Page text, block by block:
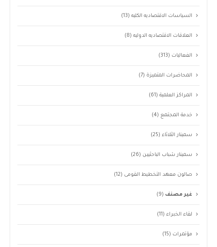
السياسات الاقتصاديه الكليه(13)
العلاقات الاقتصاديه الدوليه(8)
الفعاليات (313)
المحاضرات المتميزة (7)
المراكز العلمية(61)
خدمة المجتمع (4)
سمينار الثلاثاء(25)
سمينار شباب الباحثيين (26)
صالون معهد التخطيط القومى (12)
غير مصنف(9)
لقاء الخبراء(11)
مؤتمرات (15)